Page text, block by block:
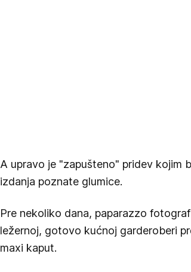
A upravo je "zapušteno" pridev kojim
izdanja poznate glumice.
Pre nekoliko dana, paparazzo
ležernoj, gotovo kućnoj garderoberi
maxi kaput.